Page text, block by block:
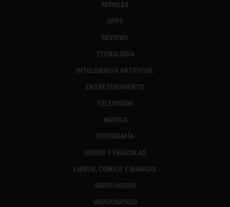
MÓVILES
APPS
REVIEWS
TECNOLOGÍA
INTELIGENCIA ARTIFICIAL
ENTRETENIMIENTO
TELEVISIÓN
MÚSICA
FOTOGRAFÍA
SERIES Y PELÍCULAS
LIBROS, CÓMICS Y MANGAS
VIDEOJUEGOS
ORDENADORES